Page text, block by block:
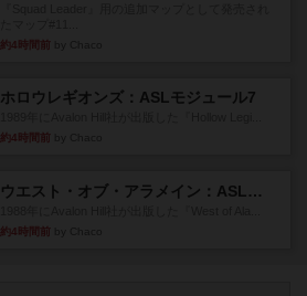
約4時間前
ホロウレギオンズ：ASLモジュール7
約4時間前
ウエスト・オブ・アラメイン：ASLモジュール5
約4時間前